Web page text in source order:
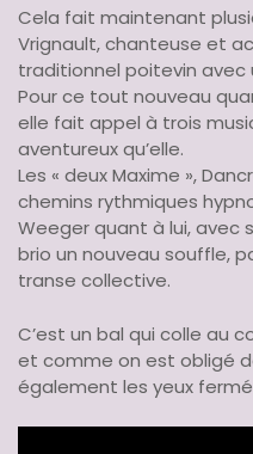
Cela fait maintenant
Vrignault, chanteuse et
traditionnel poitevin
Pour ce tout nouveau
elle fait appel à trois
aventureux qu’elle.
Les « deux Maxime »,
chemins rythmiques
Weeger quant à lui,
brio un nouveau souffle,
transe collective.
C’est un bal qui colle au
et comme on est obligé
également les yeux